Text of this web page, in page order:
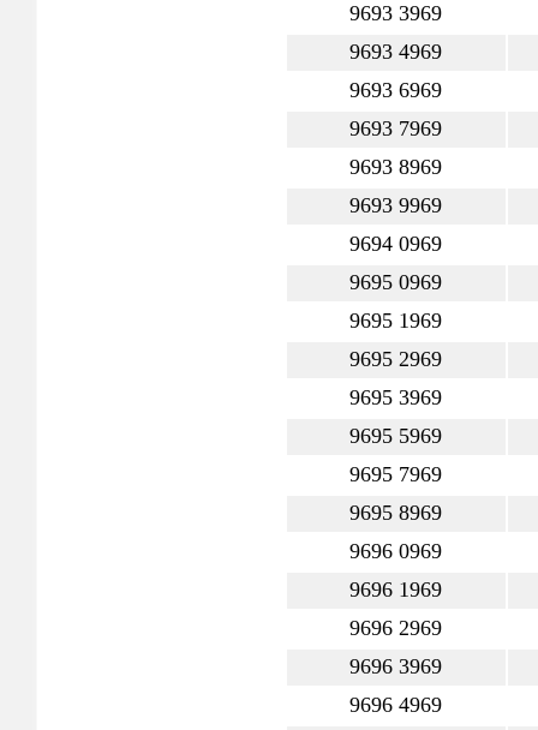
9693 3969
9693 4969
9693 6969
9693 7969
9693 8969
9693 9969
9694 0969
9695 0969
9695 1969
9695 2969
9695 3969
9695 5969
9695 7969
9695 8969
9696 0969
9696 1969
9696 2969
9696 3969
9696 4969